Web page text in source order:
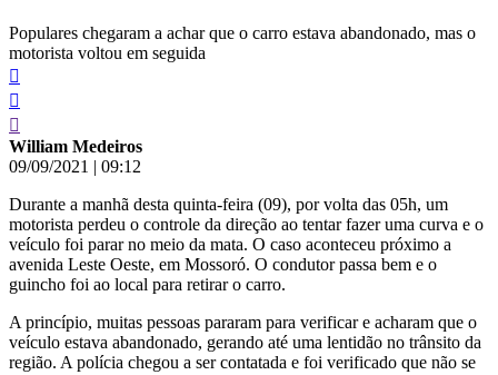
Populares chegaram a achar que o carro estava abandonado, mas o
motorista voltou em seguida
William Medeiros
09/09/2021 | 09:12
Durante a manhã desta quinta-feira (09), por volta das 05h, um
motorista perdeu o controle da direção ao tentar fazer uma curva e o
veículo foi parar no meio da mata. O caso aconteceu próximo a
avenida Leste Oeste, em Mossoró. O condutor passa bem e o
guincho foi ao local para retirar o carro.
A princípio, muitas pessoas pararam para verificar e acharam que o
veículo estava abandonado, gerando até uma lentidão no trânsito da
região. A polícia chegou a ser contatada e foi verificado que não se